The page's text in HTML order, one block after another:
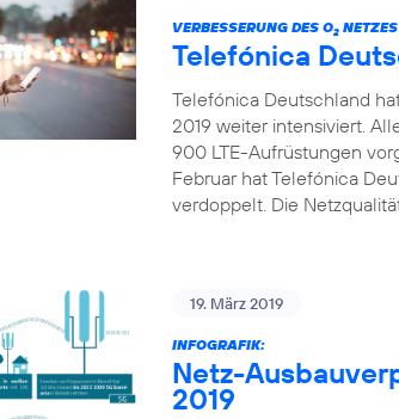
VERBESSERUNG DES O2
Telefónica
Telefónica Deutschland
2019 weiter intensiviert.
900 LTE-Aufrüstungen
Februar hat Telefónica
verdoppelt. Die
19. März 2019
INFOGRAFIK:
Netz-
2019